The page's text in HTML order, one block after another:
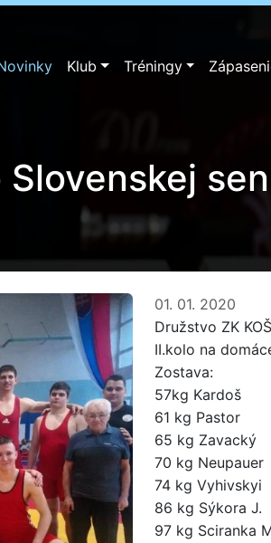
Klub Tréningy
01. 01. 2020
Družstvo ZK
II.kolo na
Zostava:
57kg Kardoš
61 kg Pastor
65 kg Zavacký
70 kg Neupauer
74 kg Vyhivskyi
86 kg Sýkora J.
97 kg Sciranka